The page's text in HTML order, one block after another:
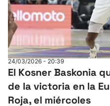
24/03/2026 - 20:39
El Kosner Baskonia
de la victoria en la
Roja, el miércoles